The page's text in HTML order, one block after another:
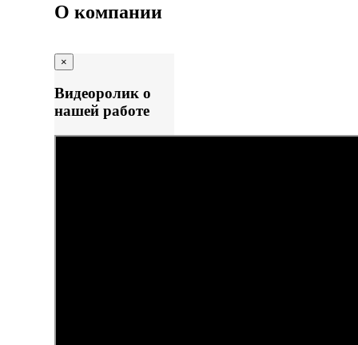
О компании
×
Видеоролик о
нашей работе